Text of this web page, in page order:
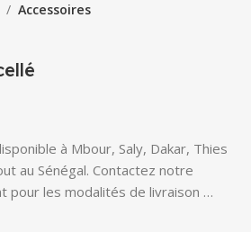
Accessoires
à Mbour, Saly, Dakar, Thies
au Sénégal. Contactez notre
pour les modalités de livraison …